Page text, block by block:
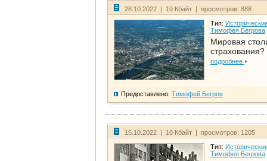
28.10.2022 | 10 Кбайт | просмотров: 888
Тип:
Тимофея Бегрова
Мировая
страхования?
подробнее
Предоставлено: Тимофей Бегров
15.10.2022 | 10 Кбайт | просмотров: 1205
Тип:
Тимофея Бегрова